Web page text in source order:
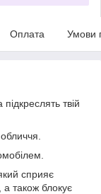
Оплата Умови
твій
сприяє
а також блокує